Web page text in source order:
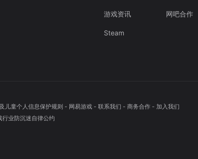
游戏资讯
Steam
网吧合作
儿童个人信息保护规则 - 网易游戏- 联系我们 - 商务合作- 加入我们
行业防沉迷自律公约